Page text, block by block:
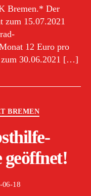
Bremen.* Der
zum 15.07.2021
12 Euro pro
zum 30.06.2021 […]
BREMEN
06-18